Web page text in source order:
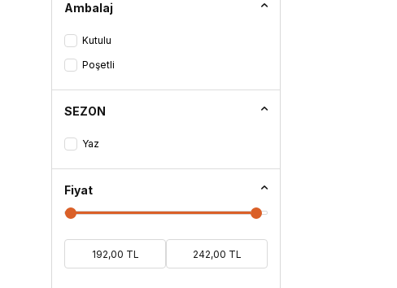
Ambalaj
Kutulu
Poşetli
SEZON
Yaz
Fiyat